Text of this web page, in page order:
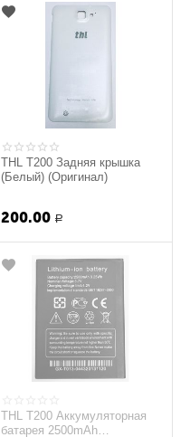
THL T200 Задняя крышка
(Белый) (Оригинал)
200.00 Р
THL T200 Аккумуляторная
батарея 2500mAh